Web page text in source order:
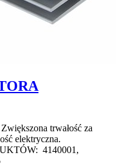
trwałość za
elektryczna.
4140001,